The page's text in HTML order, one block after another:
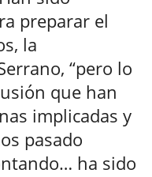
preparar el
la
“pero lo
que han
implicadas y
pasado
ha sido